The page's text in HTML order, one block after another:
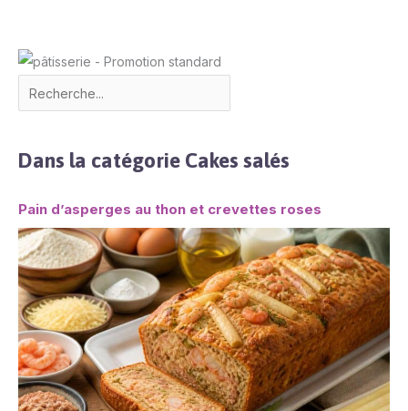
Dans la catégorie Cakes salés
Pain d’asperges au thon et crevettes roses